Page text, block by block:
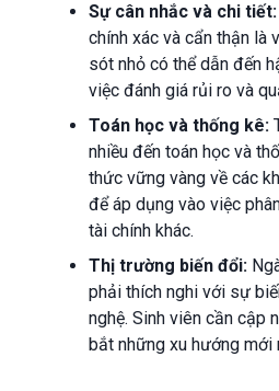
Sự cân nhắc và chi tiết:
chính xác và cẩn thận là
sót nhỏ có thể dẫn đến
việc đánh giá rủi ro và
Toán học và thống kê:
nhiều đến toán học và
thức vững vàng về các
để áp dụng vào việc
tài chính khác.
Thị trường biến đổi:
phải thích nghi với sự
nghệ. Sinh viên cần cập
bắt những xu hướng mới